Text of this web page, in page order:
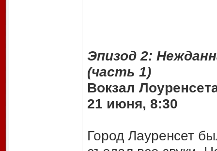
Эпизод 2:
(часть 1)
Вокзал
21 июня, 8:30
Город Лауренсет